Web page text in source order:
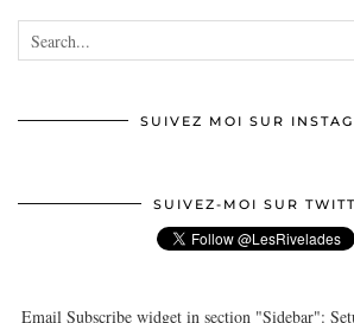
SUIVEZ MOI SUR
SUIVEZ-MOI SUR
Email Subscribe widget in section "Sidebar":